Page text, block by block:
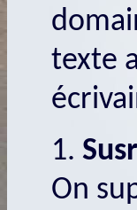
texte
1.
On